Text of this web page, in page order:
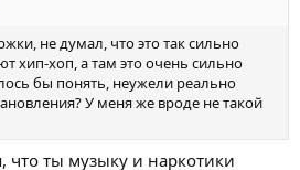
не думал, что это так сильно
хип-хоп, а там это очень сильно
бы понять, неужели реально
У меня же вроде не такой
что ты музыку и наркотики